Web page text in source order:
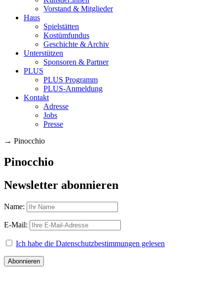
Vorstand & Mitglieder
Haus
Spielstätten
Kostümfundus
Geschichte & Archiv
Unterstützen
Sponsoren & Partner
PLUS
PLUS Programm
PLUS-Anmeldung
Kontakt
Adresse
Jobs
Presse
→ Pinocchio
Pinocchio
Newsletter abonnieren
Name:
E-Mail:
Ich habe die Datenschutzbestimmungen gelesen